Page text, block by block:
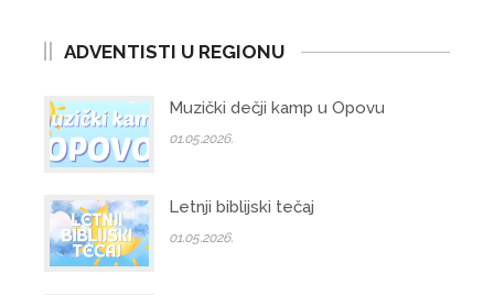
ADVENTISTI U REGIONU
Muzički dečji kamp u Opovu
01.05.2026.
Letnji biblijski tečaj
01.05.2026.